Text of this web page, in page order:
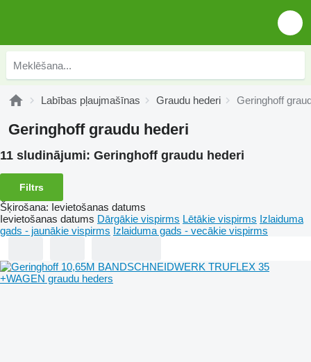
Labības pļaujmašīnas Graudu hederi Geringhoff
Geringhoff graudu hederi
11 sludinājumi: Geringhoff graudu hederi
Filtrs
Šķirošana: Ievietošanas datums
Ievietošanas datums Dārgākie vispirms Lētākie vispirms Izlaiduma
gads - jaunākie vispirms Izlaiduma gads - vecākie vispirms